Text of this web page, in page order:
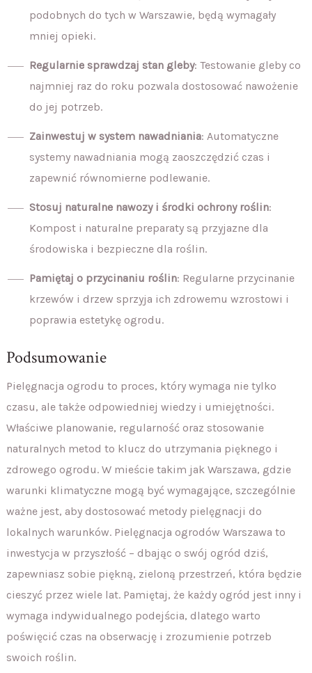
podobnych do tych w Warszawie, będą wymagały
mniej opieki.
Regularnie sprawdzaj stan gleby: Testowanie gleby co
najmniej raz do roku pozwala dostosować nawożenie
do jej potrzeb.
Zainwestuj w system nawadniania: Automatyczne
systemy nawadniania mogą zaoszczędzić czas i
zapewnić równomierne podlewanie.
Stosuj naturalne nawozy i środki ochrony roślin:
Kompost i naturalne preparaty są przyjazne dla
środowiska i bezpieczne dla roślin.
Pamiętaj o przycinaniu roślin: Regularne przycinanie
krzewów i drzew sprzyja ich zdrowemu wzrostowi i
poprawia estetykę ogrodu.
Podsumowanie
Pielęgnacja ogrodu to proces, który wymaga nie tylko
czasu, ale także odpowiedniej wiedzy i umiejętności.
Właściwe planowanie, regularność oraz stosowanie
naturalnych metod to klucz do utrzymania pięknego i
zdrowego ogrodu. W mieście takim jak Warszawa, gdzie
warunki klimatyczne mogą być wymagające, szczególnie
ważne jest, aby dostosować metody pielęgnacji do
lokalnych warunków. Pielęgnacja ogrodów Warszawa to
inwestycja w przyszłość – dbając o swój ogród dziś,
zapewniasz sobie piękną, zieloną przestrzeń, która będzie
cieszyć przez wiele lat. Pamiętaj, że każdy ogród jest inny i
wymaga indywidualnego podejścia, dlatego warto
poświęcić czas na obserwację i zrozumienie potrzeb
swoich roślin.